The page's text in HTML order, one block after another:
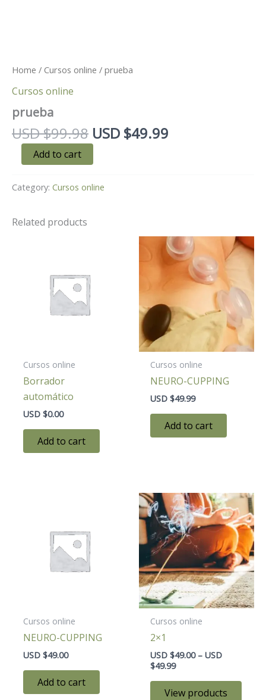
Home / Cursos online / prueba
Cursos online
prueba
USD $99.98 USD $49.99
Add to cart
Category: Cursos online
Related products
Cursos online
Borrador
automático
USD $0.00
Add to cart
Cursos online
NEURO-CUPPING
USD $49.99
Add to cart
Cursos online
NEURO-CUPPING
USD $49.00
Add to cart
Cursos online
2×1
USD $49.00 – USD
$49.99
Price
range:
USD
$49.00
through
USD
$49.99
View products